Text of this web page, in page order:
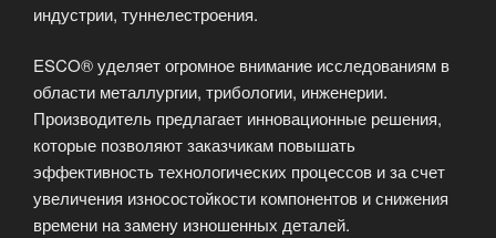
индустрии, туннелестроения.
ESCO® уделяет огромное внимание исследованиям в
области металлургии, трибологии, инженерии.
Производитель предлагает инновационные решения,
которые позволяют заказчикам повышать
эффективность технологических процессов и за счет
увеличения износостойкости компонентов и снижения
времени на замену изношенных деталей.